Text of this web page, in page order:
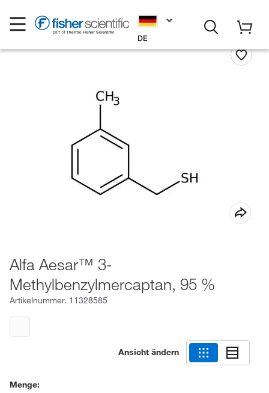
DE
Alfa Aesar™ 3-
Methylbenzylmercaptan, 95 %
Artikelnummer. 11328585
Ansicht ändern
Menge: